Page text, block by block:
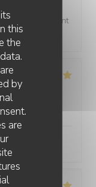
this
the
by
are
saisons et
est également
bon conseil.
4